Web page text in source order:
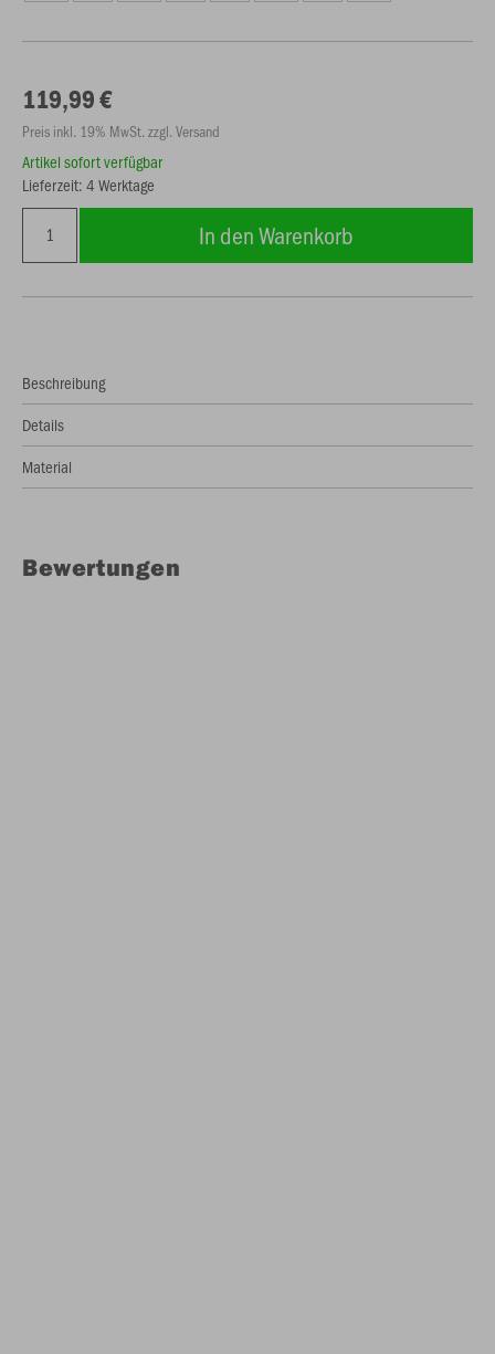
119,99 €
Preis inkl. 19% MwSt. zzgl. Versand
Artikel sofort verfügbar
Lieferzeit: 4 Werktage
In den Warenkorb
Beschreibung
Details
Material
Bewertungen